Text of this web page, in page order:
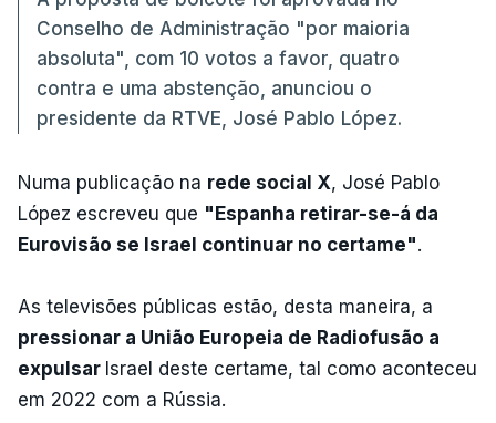
Conselho de Administração "por maioria
absoluta", com 10 votos a favor, quatro
contra e uma abstenção, anunciou o
presidente da RTVE, José Pablo López.
Numa publicação na rede social X, José Pablo
López escreveu que "Espanha retirar-se-á da
Eurovisão se Israel continuar no certame".
As televisões públicas estão, desta maneira, a
pressionar a União Europeia de Radiofusão a
expulsar Israel deste certame, tal como aconteceu
em 2022 com a Rússia.